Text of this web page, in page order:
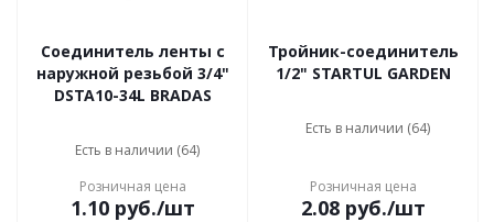
Соединитель ленты с
наружной резьбой 3/4"
DSTA10-34L BRADAS
Есть в наличии (64)
Розничная цена
1.10руб./шт
Тройник-соединитель
1/2" STARTUL GARDEN
Есть в наличии (64)
Розничная цена
2.08руб./шт